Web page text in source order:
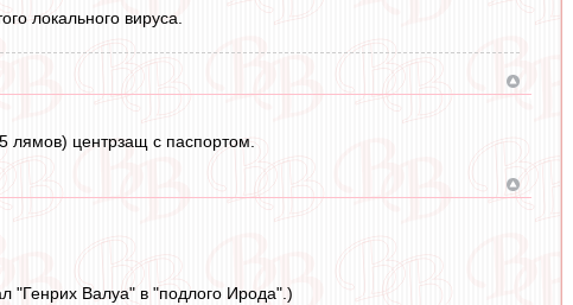
локального вируса.
лямов) центрзащ с паспортом.
"Генрих Валуа" в "подлого Ирода".)